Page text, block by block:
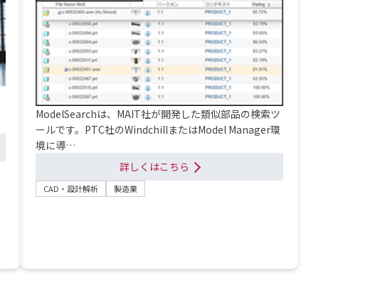
ModelSearchは、MAIT社が開発した類似部品の検索ツ
ールです。PTC社のWindchillまたはModel Manager環
境に導…
詳しくはこちら
CAD・設計解析 製造業